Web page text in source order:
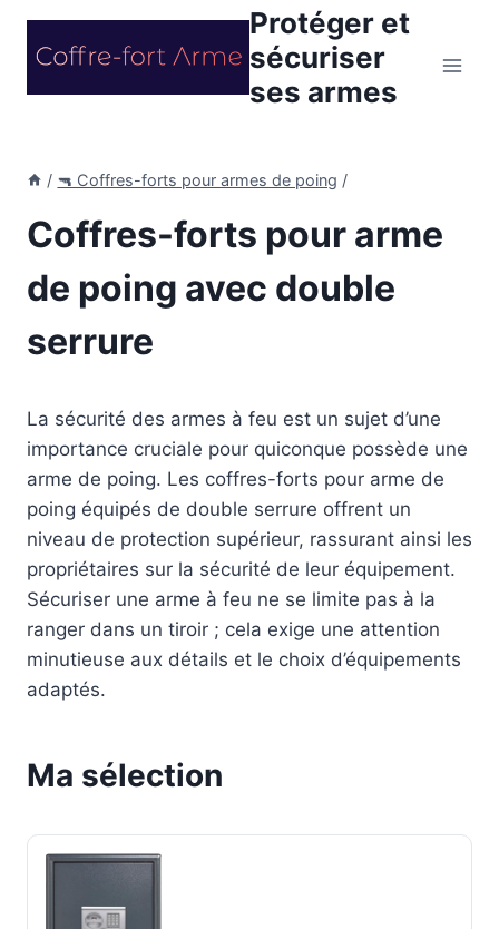
Protéger et
sécuriser
ses armes
/ 🔫 Coffres-forts pour armes de poing /
Coffres-forts pour arme
de poing avec double
serrure
La sécurité des armes à feu est un sujet d’une
importance cruciale pour quiconque possède une
arme de poing. Les coffres-forts pour arme de
poing équipés de double serrure offrent un
niveau de protection supérieur, rassurant ainsi les
propriétaires sur la sécurité de leur équipement.
Sécuriser une arme à feu ne se limite pas à la
ranger dans un tiroir ; cela exige une attention
minutieuse aux détails et le choix d’équipements
adaptés.
Ma sélection